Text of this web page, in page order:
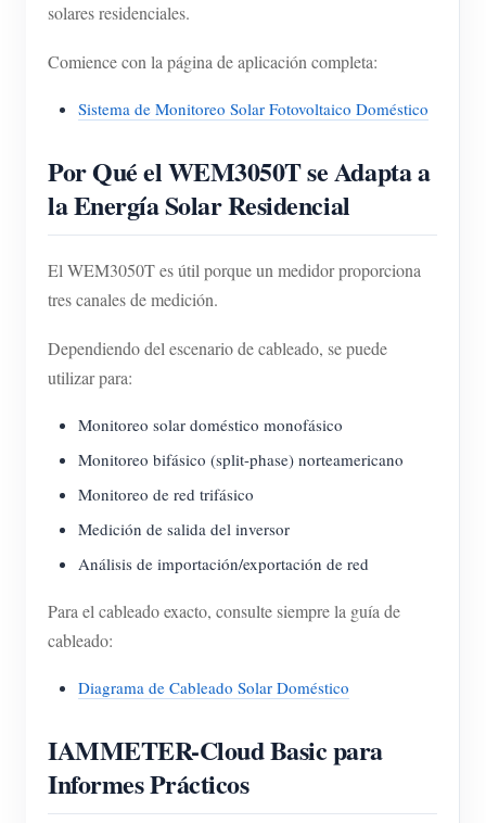
solares residenciales.
Comience con la página de aplicación completa:
Sistema de Monitoreo Solar Fotovoltaico Doméstico
Por Qué el WEM3050T se Adapta a
la Energía Solar Residencial
El WEM3050T es útil porque un medidor proporciona
tres canales de medición.
Dependiendo del escenario de cableado, se puede
utilizar para:
Monitoreo solar doméstico monofásico
Monitoreo bifásico (split-phase) norteamericano
Monitoreo de red trifásico
Medición de salida del inversor
Análisis de importación/exportación de red
Para el cableado exacto, consulte siempre la guía de
cableado:
Diagrama de Cableado Solar Doméstico
IAMMETER-Cloud Basic para
Informes Prácticos